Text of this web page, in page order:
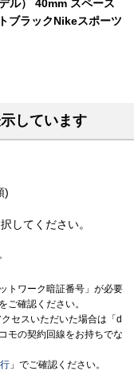
ル） 40mm スペース
ブラックNikeスポーツ
しています
)
してください。
トワーク暗証番号」が必要
をご確認ください。
セスいただいた場合は「d
モの契約回線をお持ちでな
」でご確認ください。